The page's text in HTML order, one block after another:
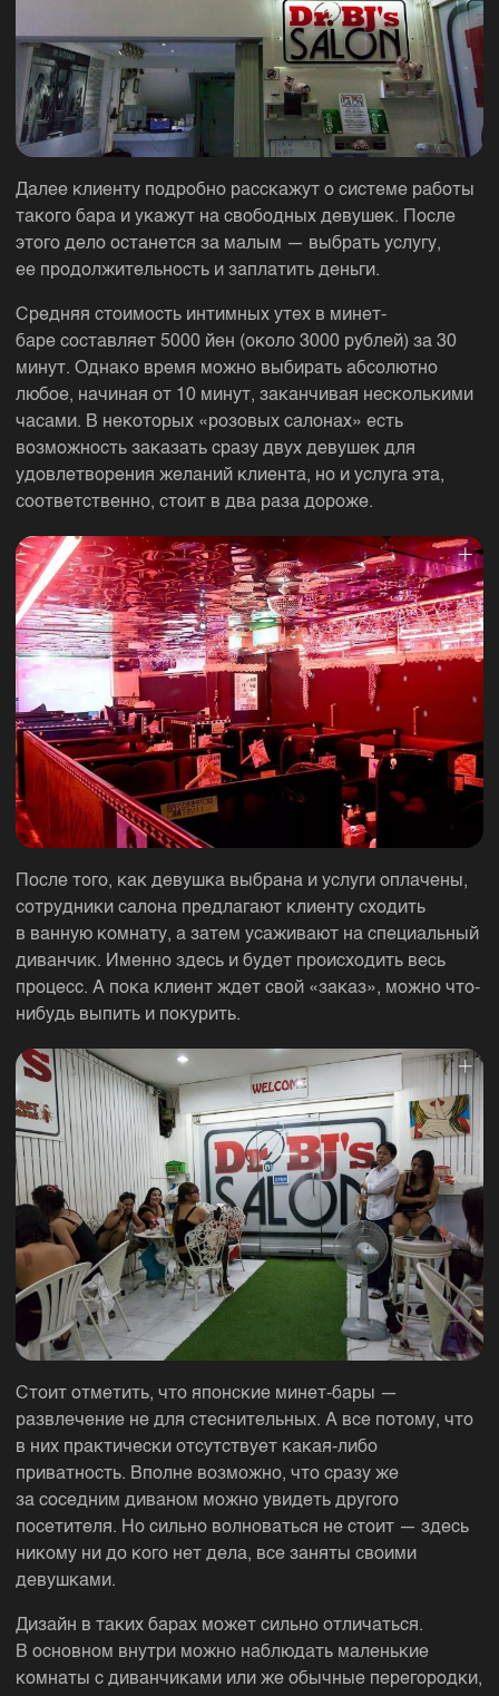
Далее клиенту подробно расскажут о системе работы
такого бара и укажут на свободных девушек. После
этого дело останется за малым — выбрать услугу,
ее продолжительность и заплатить деньги.
Средняя стоимость интимных утех в минет-
баре составляет 5000 йен (около 3000 рублей) за 30
минут. Однако время можно выбирать абсолютно
любое, начиная от 10 минут, заканчивая несколькими
часами. В некоторых «розовых салонах» есть
возможность заказать сразу двух девушек для
удовлетворения желаний клиента, но и услуга эта,
соответственно, стоит в два раза дороже.
После того, как девушка выбрана и услуги оплачены,
сотрудники салона предлагают клиенту сходить
в ванную комнату, а затем усаживают на специальный
диванчик. Именно здесь и будет происходить весь
процесс. А пока клиент ждет свой «заказ», можно что-
нибудь выпить и покурить.
Стоит отметить, что японские минет-бары —
развлечение не для стеснительных. А все потому, что
в них практически отсутствует какая-либо
приватность. Вполне возможно, что сразу же
за соседним диваном можно увидеть другого
посетителя. Но сильно волноваться не стоит — здесь
никому ни до кого нет дела, все заняты своими
девушками.
Дизайн в таких барах может сильно отличаться.
В основном внутри можно наблюдать маленькие
комнаты с диванчиками или же обычные перегородки,